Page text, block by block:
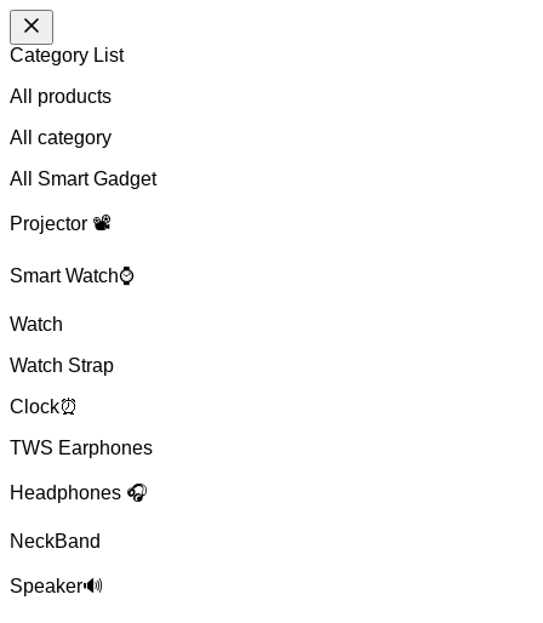
Category List
All products
All category
All Smart Gadget
Projector 📽️
Smart Watch⌚
Watch
Watch Strap
Clock⏰
TWS Earphones
Headphones 🎧
NeckBand
Speaker🔊